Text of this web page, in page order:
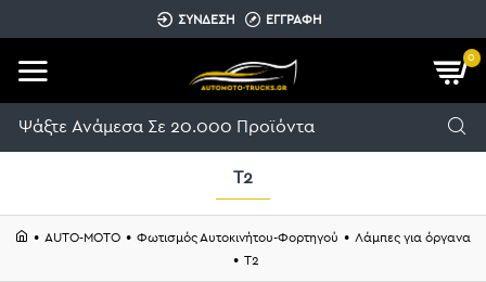
ΣΥΝΔΕΣΗ ΕΓΓΡΑΦΗ
0
AUTO-MOTO Φωτισμός Αυτοκινήτου-Φορτηγού
Λάμπες για όργανα
T2
T2